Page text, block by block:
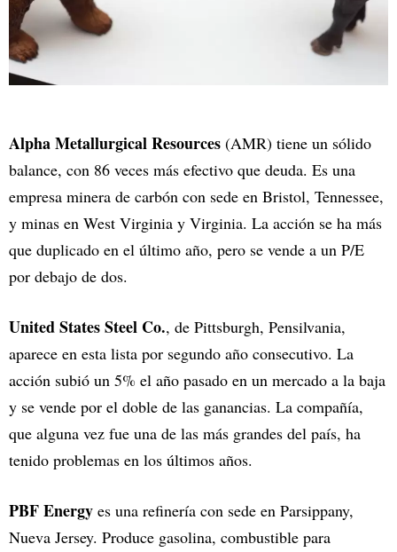
Alpha Metallurgical Resources (AMR) tiene un sólido
balance, con 86 veces más efectivo que deuda. Es una
empresa minera de carbón con sede en Bristol, Tennessee,
y minas en West Virginia y Virginia. La acción se ha más
que duplicado en el último año, pero se vende a un P/E
por debajo de dos.
United States Steel Co., de Pittsburgh, Pensilvania,
aparece en esta lista por segundo año consecutivo. La
acción subió un 5% el año pasado en un mercado a la baja
y se vende por el doble de las ganancias. La compañía,
que alguna vez fue una de las más grandes del país, ha
tenido problemas en los últimos años.
PBF Energy es una refinería con sede en Parsippany,
Nueva Jersey. Produce gasolina, combustible para